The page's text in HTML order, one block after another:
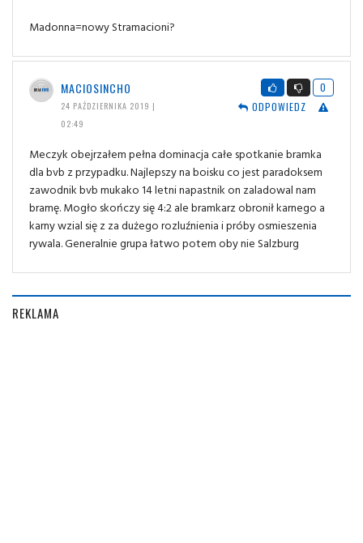
Madonna=nowy Stramacioni?
MACIOSINCHO
24 PAŹDZIERNIKA 2019 |
02:49
0
ODPOWIEDZ
Meczyk obejrzałem pełna dominacja całe spotkanie bramka
dla bvb z przypadku. Najlepszy na boisku co jest paradoksem
zawodnik bvb mukako 14 letni napastnik on zaladowal nam
bramę. Mogło skończy się 4:2 ale bramkarz obronił karnego a
karny wzial się z za dużego rozluźnienia i próby osmieszenia
rywala. Generalnie grupa łatwo potem oby nie Salzburg
REKLAMA